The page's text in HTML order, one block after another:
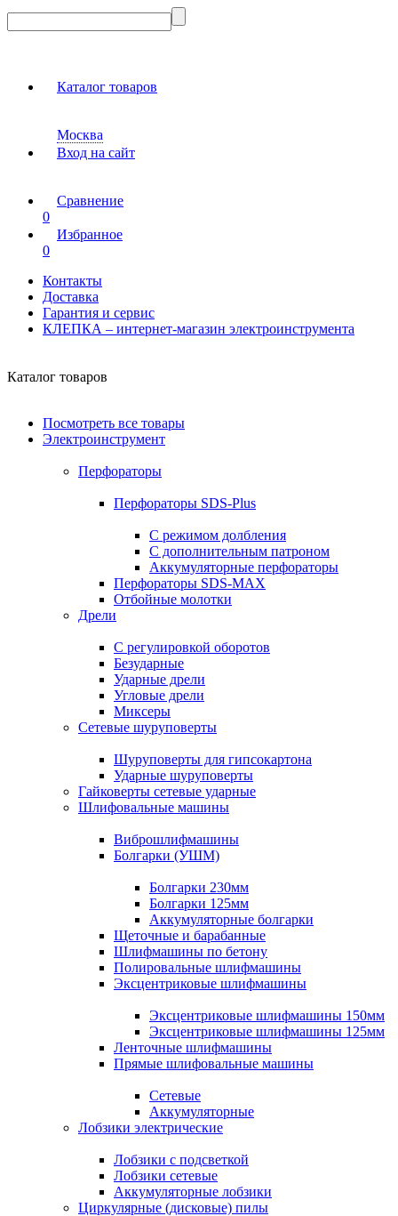
Каталог товаров
Москва
Вход на сайт
Сравнение
0
Избранное
0
Контакты
Доставка
Гарантия и сервис
КЛЕПКА – интернет-магазин электроинструмента
Каталог товаров
Посмотреть все товары
Электроинструмент
Перфораторы
Перфораторы SDS-Plus
С режимом долбления
С дополнительным патроном
Аккумуляторные перфораторы
Перфораторы SDS-MAX
Отбойные молотки
Дрели
С регулировкой оборотов
Безударные
Ударные дрели
Угловые дрели
Миксеры
Сетевые шуруповерты
Шуруповерты для гипсокартона
Ударные шуруповерты
Гайковерты сетевые ударные
Шлифовальные машины
Виброшлифмашины
Болгарки (УШМ)
Болгарки 230мм
Болгарки 125мм
Аккумуляторные болгарки
Щеточные и барабанные
Шлифмашины по бетону
Полировальные шлифмашины
Эксцентриковые шлифмашины
Эксцентриковые шлифмашины 150мм
Эксцентриковые шлифмашины 125мм
Ленточные шлифмашины
Прямые шлифовальные машины
Сетевые
Аккумуляторные
Лобзики электрические
Лобзики с подсветкой
Лобзики сетевые
Аккумуляторные лобзики
Циркулярные (дисковые) пилы